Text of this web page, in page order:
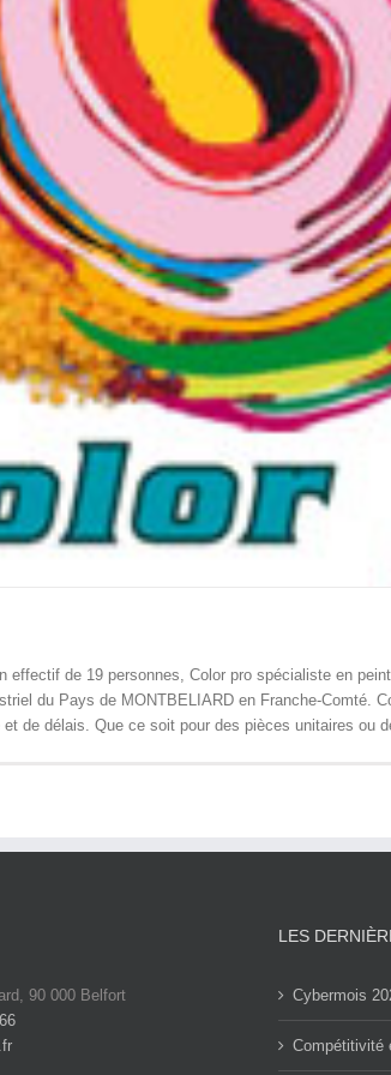
effectif de 19 personnes, Color pro spécialiste en
du Pays de MONTBELIARD en Franche-Comté.
de délais. Que ce soit pour des pièces unitaires ou
90 000 Belfort
LES
Cybermois
Compétitivité